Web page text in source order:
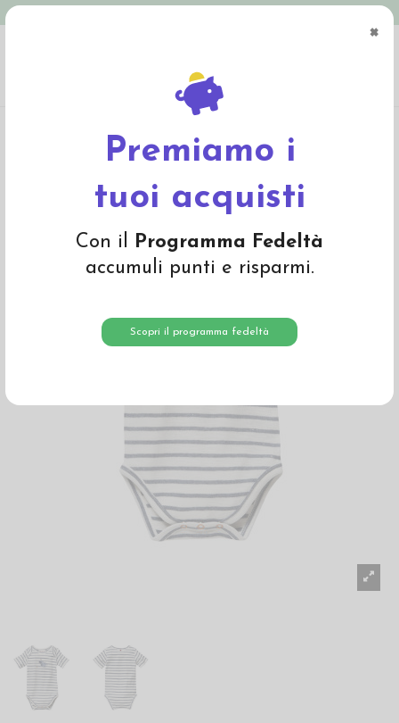
×
Premiamo i
tuoi acquisti
Con il Programma Fedeltà
accumuli punti e risparmi.
Scopri il programma fedeltà
Tricheco -col. bianco a righe